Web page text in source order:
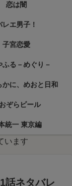
恋は闇
レエ男子！
子宮恋愛
ふる－めぐり－
かに、めおと日和
ぞらビール
統一 東京編
います
話ネタバレ